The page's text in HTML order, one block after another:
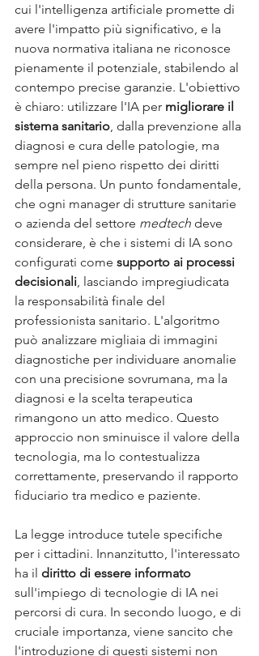
cui l'intelligenza artificiale promette di
avere l'impatto più significativo, e la
nuova normativa italiana ne riconosce
pienamente il potenziale, stabilendo al
contempo precise garanzie. L'obiettivo
è chiaro: utilizzare l'IA per migliorare il
sistema sanitario , dalla prevenzione alla
diagnosi e cura delle patologie, ma
sempre nel pieno rispetto dei diritti
della persona. Un punto fondamentale,
che ogni manager di strutture sanitarie
o azienda del settore medtech deve
considerare, è che i sistemi di IA sono
configurati come supporto ai processi
decisionali , lasciando impregiudicata
la responsabilità finale del
professionista sanitario. L'algoritmo
può analizzare migliaia di immagini
diagnostiche per individuare anomalie
con una precisione sovrumana, ma la
diagnosi e la scelta terapeutica
rimangono un atto medico. Questo
approccio non sminuisce il valore della
tecnologia, ma lo contestualizza
correttamente, preservando il rapporto
fiduciario tra medico e paziente.
La legge introduce tutele specifiche
per i cittadini. Innanzitutto, l'interessato
ha il diritto di essere informato
sull'impiego di tecnologie di IA nei
percorsi di cura. In secondo luogo, e di
cruciale importanza, viene sancito che
l'introduzione di questi sistemi non